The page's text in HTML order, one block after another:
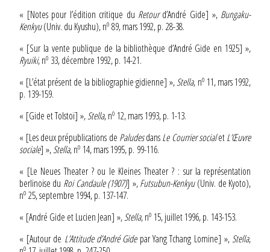
« [Notes pour l’édition critique du Retourd’André Gide] », Bungaku-
Kenkyu(Univ. du Kyushu), no89, mars 1992, p. 28-38.
« [Sur la vente publique de la bibliothèque d’André Gide en 1925] »,
Ryuiki, no33, décembre 1992, p. 14-21.
« [L’état présent de la bibliographie gidienne] »,Stella, no11, mars 1992,
p. 139-159.
« [Gide et Tolstoï] »,Stella, no12, mars 1993, p. 1-13.
« [Les deux prépublications de PaludesdansLe Courrier socialetL’Œuvre
sociale] »,Stella, no14, mars 1995, p. 99-116.
« [Le Neues Theater ? ou le Kleines Theater ? : sur la représentation
berlinoise du Roi Candaule (1907)] »,Futsubun-Kenkyu(Univ. de Kyoto),
no25, septembre 1994, p. 137-147.
« [André Gide et Lucien Jean] »,Stella, no15, juillet 1996, p. 143-153.
« [Autour de L’Attitude d’André Gidepar Yang Tchang Lomine] »,Stella,
o